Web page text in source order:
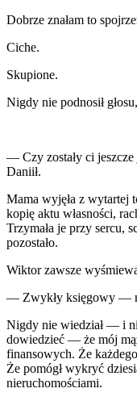
Dobrze znałam to
Ciche.
Skupione.
Nigdy nie podnosił
— Czy zostały ci
Daniił.
Mama wyjęła z wytartej
kopię aktu własności,
Trzymała je przy sercu,
pozostało.
Wiktor zawsze
— Zwykły księgowy —
Nigdy nie wiedział — i
dowiedzieć — że mój
finansowych. Że
Że pomógł wykryć
nieruchomościami.